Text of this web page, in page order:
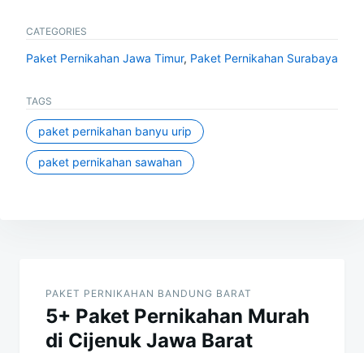
CATEGORIES
Paket Pernikahan Jawa Timur, Paket Pernikahan Surabaya
TAGS
paket pernikahan banyu urip
paket pernikahan sawahan
navigation
PAKET PERNIKAHAN BANDUNG BARAT
5+ Paket Pernikahan Murah
di Cijenuk Jawa Barat